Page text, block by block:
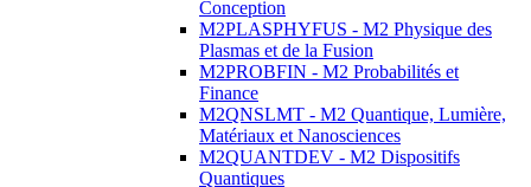
Conception
M2PLASPHYFUS - M2 Physique des
Plasmas et de la Fusion
M2PROBFIN - M2 Probabilités et
Finance
M2QNSLMT - M2 Quantique, Lumière,
Matériaux et Nanosciences
M2QUANTDEV - M2 Dispositifs
Quantiques